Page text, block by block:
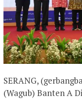
SERANG,
(Wagub) Banten A